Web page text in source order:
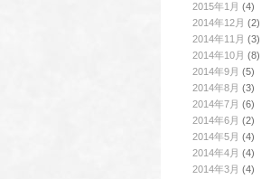
2015年1月 (4)
2014年12月 (2)
2014年11月 (3)
2014年10月 (8)
2014年9月 (5)
2014年8月 (3)
2014年7月 (6)
2014年6月 (2)
2014年5月 (4)
2014年4月 (4)
2014年3月 (4)